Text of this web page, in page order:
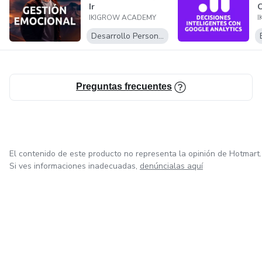
Ir
IKIGROW ACADEMY
Desarrollo Personal
Preguntas frecuentes
El contenido de este producto no representa la opinión de Hotmart.
Si ves informaciones inadecuadas, denúncialas aquí